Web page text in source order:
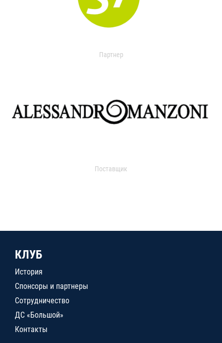
Партнер
Поставщик
КЛУБ
История
Спонсоры и партнеры
Сотрудничество
ДС «Большой»
Контакты